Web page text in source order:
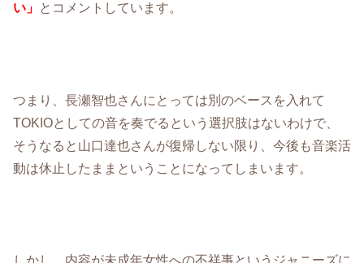
い」 とコメントしています。
つまり、長瀬智也さんにとっては別のベースを入れて
TOKIOとしての音を奏でるという選択肢はないわけで、
そうなると山口達也さんが復帰しない限り、今後も音楽活
動は休止したままということになってしまいます。